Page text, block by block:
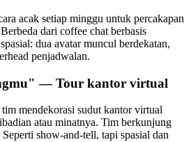
acak setiap minggu untuk percakapan
dari coffee chat berbasis
dua avatar muncul berdekatan,
penjadwalan.
— Tour kantor virtual
mendekorasi sudut kantor virtual
atau minatnya. Tim berkunjung
show-and-tell, tapi spasial dan